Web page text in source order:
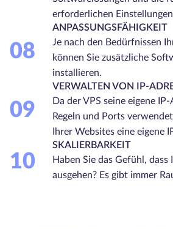
erforderlichen
08
ANPASSUNGSFÄHIGKEIT
Je nach den Bedürfnissen
können Sie zusätzliche
installieren.
09
VERWALTEN VON IP-
Da der VPS seine eigene
Regeln und Ports
Ihrer Websites eine eigene
10
SKALIERBARKEIT
Haben Sie das Gefühl, dass
ausgehen? Es gibt immer